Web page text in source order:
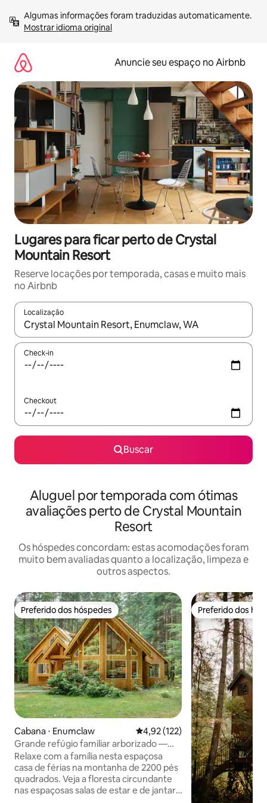
para
Mostrar idioma original
Anuncie seu espaço no Airbnb
Lugares para ficar perto de Crystal
Mountain Resort
Reserve locações por temporada, casas e muito mais
no Airbnb
Localização
Quando os resultados estiverem disponíveis, explore-os
Check-in
Checkout
Buscar
Aluguel por temporada com ótimas
avaliações perto de Crystal Mountain
Resort
Os hóspedes concordam: estas acomodações foram
muito bem avaliadas quanto a localização, limpeza e
outros aspectos.
Preferido dos hóspedes
Preferido dos hóspedes
Cabana ⋅ Enumclaw 4,92 de uma avaliação média de
4,92 (122)
Grande refúgio familiar arborizado —
Crystal/Rainier
Relaxe com a família nesta espaçosa
casa de férias na montanha de 2200 pés
quadrados. Veja a floresta circundante
nas espaçosas salas de estar e de jantar.
Preferido dos
Preferido dos